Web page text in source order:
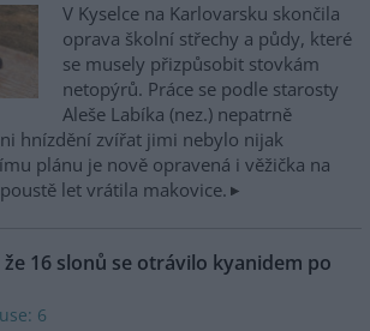
V Kyselce na Karlovarsku skončila
oprava školní střechy a půdy, které
se musely přizpůsobit stovkám
netopýrů. Práce se podle starosty
Aleše Labíka (nez.) nepatrně
hnízdění zvířat jimi nebylo nijak
plánu je nově opravená i věžička na
let vrátila makovice.
16 slonů se otrávilo kyanidem po
6